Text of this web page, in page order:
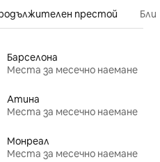
престой
Барселона
Места за месечно наемане
Атина
Места за месечно наемане
Монреал
Места за месечно наемане